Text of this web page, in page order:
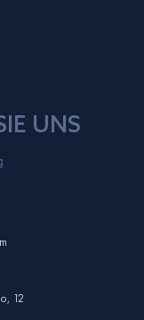
UNS
12